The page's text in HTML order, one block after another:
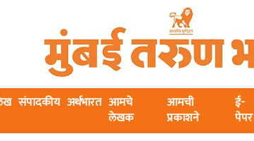
संपादकीय अर्थभारत आमचे
लेखक
आमची
प्रकाशने
ई-
पेपर